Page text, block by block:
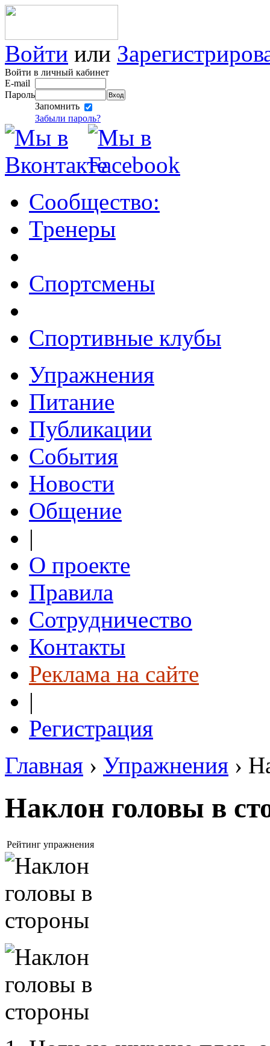
Войти или
Войти в личный кабинет
E-mail
Пароль
Запомнить
Забыли пароль?
Сообщество:
Тренеры
Спортсмены
Спортивные клубы
Упражнения
Питание
Публикации
События
Новости
Общение
|
О проекте
Правила
Сотрудничество
Контакты
Реклама на сайте
|
Регистрация
Главная › Упражнения ›
Наклон головы в
Рейтинг упражнения